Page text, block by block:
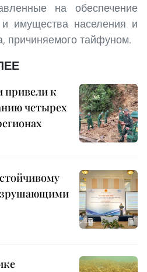
на обеспечение
и имущества населения и
причиняемого тайфуном.
привели к
четырех